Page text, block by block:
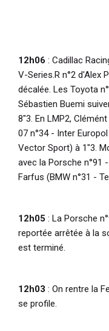
12h06 : Cadillac
V-Series.R n°2 d'Alex
décalée. Les Toyota
Sébastien Buemi
8"3. En LMP2,
07 n°34 - Inter
Vector Sport) à 1"3.
avec la Porsche n°91
Farfus (BMW n°31 -
12h05 : La Porsche
reportée arrêtée à la
est terminé.
12h03 : On rentre la
se profile.